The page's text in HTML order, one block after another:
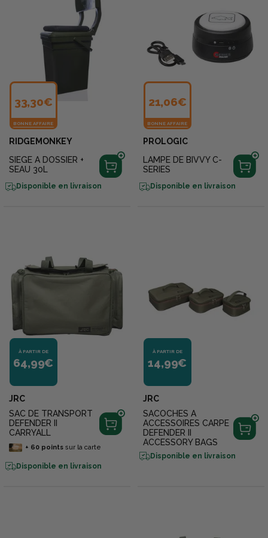
33,30€
BONNE AFFAIRE
RIDGEMONKEY
SIEGE A DOSSIER +
SEAU 30L
Disponible en livraison
21,06€
BONNE AFFAIRE
PROLOGIC
LAMPE DE BIVVY C-
SERIES
Disponible en livraison
À PARTIR DE
64,99€
JRC
SAC DE TRANSPORT
DEFENDER II
CARRYALL
+ 60pointssur la carte
Disponible en livraison
À PARTIR DE
14,99€
JRC
SACOCHES A
ACCESSOIRES CARPE
DEFENDER II
ACCESSORY BAGS
Disponible en livraison